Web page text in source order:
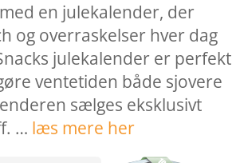
en julekalender, der
og overraskelser hver dag
julekalender er perfekt
ventetiden både sjovere
sælges eksklusivt
… læs mere her